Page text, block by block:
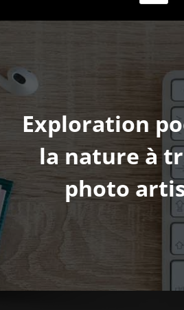
Exploration
la nature à
photo